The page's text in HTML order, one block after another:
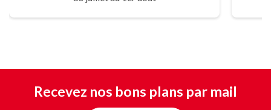
Recevez nos bons plans par mail